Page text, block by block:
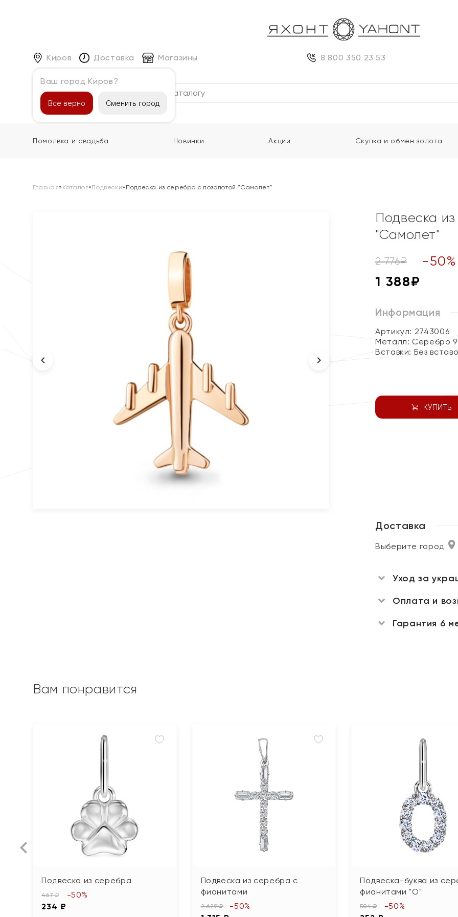
Киров
Ваш город Киров?
Все верно Сменить город
Доставка Магазины 8 800 350 23 53
Каталог
Помолвка и свадьба Новинки Акции Скупка и обмен золота
Главная» Каталог»Подвески» Подвеска из серебра с позолотой "Самолет"
Подвеска
"Самолет"
2 776₽ -50%
1 388₽
Информация
Артикул: 2743006
Металл: Серебро
Вставки: Без
КУПИТЬ
Доставка
Выберите город
Уход за
Оплата и
Гарантия 6
Вам понравится
Подвеска из серебра
467 ₽
234 ₽
-50%
Подвеска из серебра с
фианитами
2 629 ₽ -50%
Подвеска-буква из
фианитами "О"
504 ₽ -50%